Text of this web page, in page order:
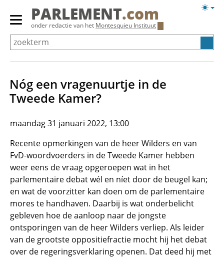
Overslaan
Primair
menu
tonen/verbergen
PARLEMENT.com
onder redactie van het Montesquieu Instituut
Nóg een vragenuurtje in de
Tweede Kamer?
maandag 31 januari 2022, 13:00
Recente opmerkingen van de heer Wilders en van
FvD-woordvoerders in de Tweede Kamer hebben
weer eens de vraag opgeroepen wat in het
parlementaire debat wél en níet door de beugel kan;
en wat de voorzitter kan doen om de parlementaire
mores te handhaven. Daarbij is wat onderbelicht
gebleven hoe de aanloop naar de jongste
ontsporingen van de heer Wilders verliep. Als leider
van de grootste oppositiefractie mocht hij het debat
over de regeringsverklaring openen. Dat deed hij met